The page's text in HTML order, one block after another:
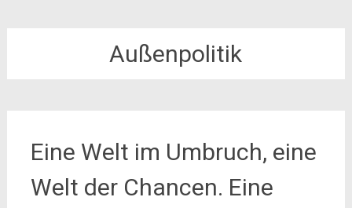
Außenpolitik
Eine Welt im Umbruch, eine
Welt der Chancen. Eine